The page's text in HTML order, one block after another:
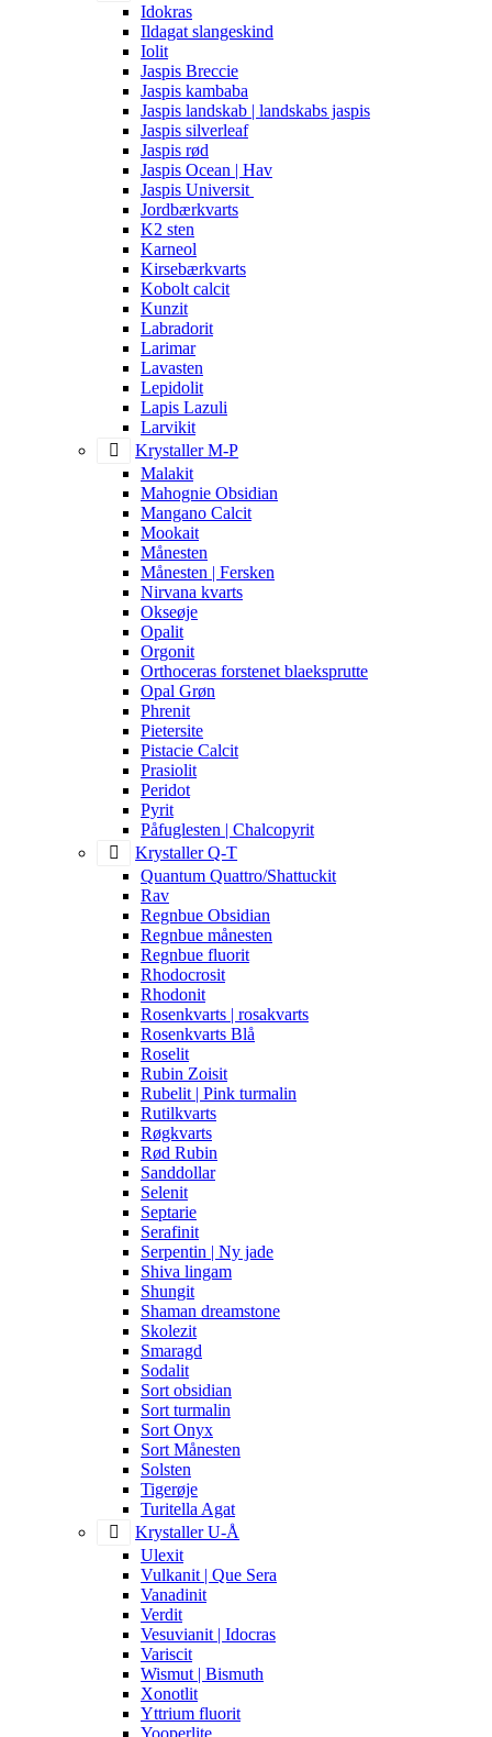
Idokras
Ildagat slangeskind
Iolit
Jaspis Breccie
Jaspis kambaba
Jaspis landskab | landskabs jaspis
Jaspis silverleaf
Jaspis rød
Jaspis Ocean | Hav
Jaspis Universit
Jordbærkvarts
K2 sten
Karneol
Kirsebærkvarts
Kobolt calcit
Kunzit
Labradorit
Larimar
Lavasten
Lepidolit
Lapis Lazuli
Larvikit
Krystaller M-P
Malakit
Mahognie Obsidian
Mangano Calcit
Mookait
Månesten
Månesten | Fersken
Nirvana kvarts
Okseøje
Opalit
Orgonit
Orthoceras forstenet blaeksprutte
Opal Grøn
Phrenit
Pietersite
Pistacie Calcit
Prasiolit
Peridot
Pyrit
Påfuglesten | Chalcopyrit
Krystaller Q-T
Quantum Quattro/Shattuckit
Rav
Regnbue Obsidian
Regnbue månesten
Regnbue fluorit
Rhodocrosit
Rhodonit
Rosenkvarts | rosakvarts
Rosenkvarts Blå
Roselit
Rubin Zoisit
Rubelit | Pink turmalin
Rutilkvarts
Røgkvarts
Rød Rubin
Sanddollar
Selenit
Septarie
Serafinit
Serpentin | Ny jade
Shiva lingam
Shungit
Shaman dreamstone
Skolezit
Smaragd
Sodalit
Sort obsidian
Sort turmalin
Sort Onyx
Sort Månesten
Solsten
Tigerøje
Turitella Agat
Krystaller U-Å
Ulexit
Vulkanit | Que Sera
Vanadinit
Verdit
Vesuvianit | Idocras
Variscit
Wismut | Bismuth
Xonotlit
Yttrium fluorit
Yooperlite